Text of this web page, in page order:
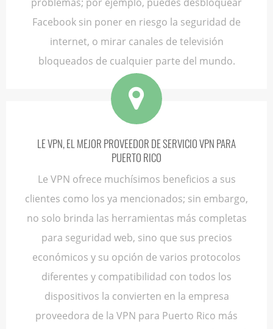
Facebook sin poner en riesgo la seguridad de
internet, o mirar canales de televisión
bloqueados de cualquier parte del mundo.
LE VPN, EL MEJOR PROVEEDOR DE SERVICIO VPN PARA
PUERTO RICO
Le VPN ofrece muchísimos beneficios a sus
clientes como los ya mencionados; sin embargo,
no solo brinda las herramientas más completas
para seguridad web, sino que sus precios
económicos y su opción de varios protocolos
diferentes y compatibilidad con todos los
dispositivos la convierten en la empresa
proveedora de la VPN para Puerto Rico más